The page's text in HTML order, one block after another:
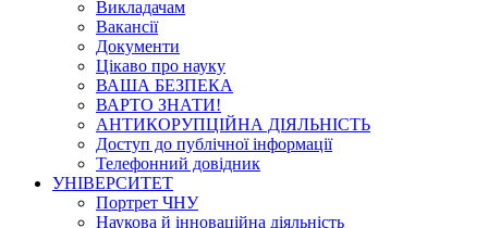
Викладачам
Вакансії
Документи
Цікаво про науку
ВАША БЕЗПЕКА
ВАРТО ЗНАТИ!
АНТИКОРУПЦІЙНА ДІЯЛЬНІСТЬ
Доступ до публічної інформації
Телефонний довідник
УНІВЕРСИТЕТ
Портрет ЧНУ
Наукова й інноваційна діяльність